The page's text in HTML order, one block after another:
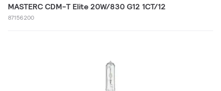
MASTERC CDM-T Elite 20W/830 G12 1CT/12
87156200